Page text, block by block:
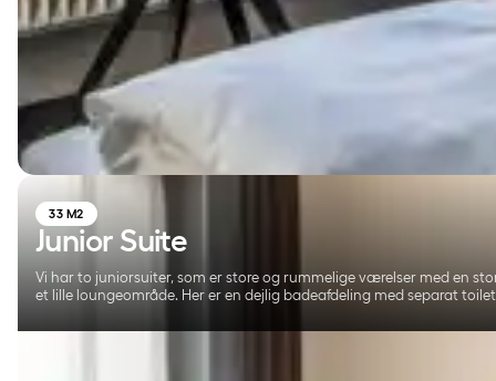
33 M2
Junior Suite
Vi har to juniorsuiter, som er store og rummelige værelser med en
et lille loungeområde. Her er en dejlig badeafdeling med separat